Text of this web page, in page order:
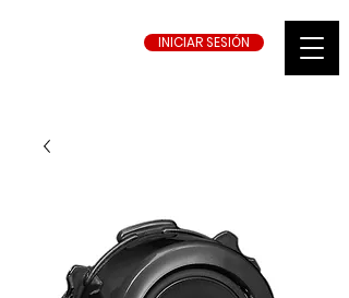
INICIAR SESIÓN